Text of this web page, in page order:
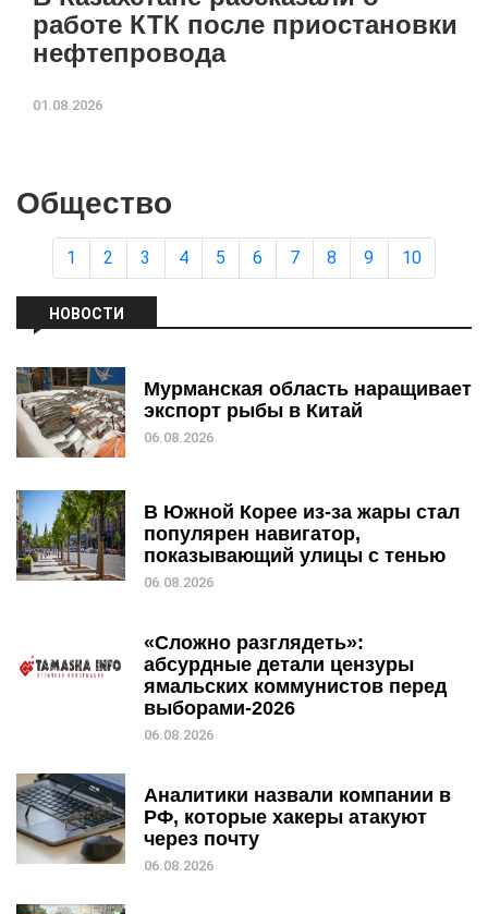
работе КТК после приостановки
нефтепровода
01.08.2026
Общество
1 2 3 4 5 6 7 8 9 10
НОВОСТИ
Мурманская область наращивает
экспорт рыбы в Китай
06.08.2026
В Южной Корее из-за жары стал
популярен навигатор,
показывающий улицы с тенью
06.08.2026
«Сложно разглядеть»:
абсурдные детали цензуры
ямальских коммунистов перед
выборами-2026
06.08.2026
Аналитики назвали компании в
РФ, которые хакеры атакуют
через почту
06.08.2026